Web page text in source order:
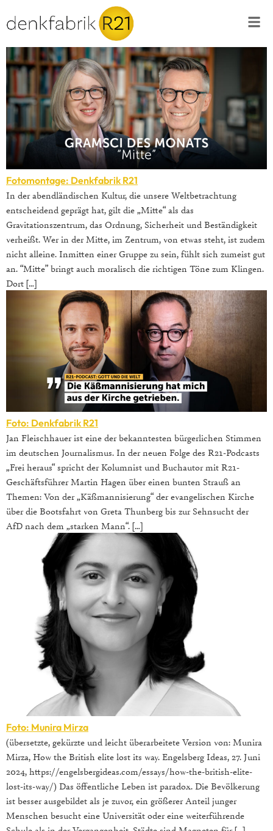
Fotomontage: Denkfabrik R21
In der abendländischen Kultur, die unsere Weltbetrachtung
entscheidend geprägt hat, gilt die „Mitte“ als das
Gravitationszentrum, das Ordnung, Sicherheit und Beständigkeit
verheißt. Wer in der Mitte, im Zentrum, von etwas steht, ist zudem
nicht alleine. Inmitten einer Gruppe zu sein, fühlt sich zumeist gut
an. “Mitte” bringt auch moralisch die richtigen Töne zum Klingen.
Dort […]
Foto: Denkfabrik R21
Jan Fleischhauer ist eine der bekanntesten bürgerlichen Stimmen
im deutschen Journalismus. In der neuen Folge des R21-Podcasts
„Frei heraus“ spricht der Kolumnist und Buchautor mit R21-
Geschäftsführer Martin Hagen über einen bunten Strauß an
Themen: Von der „Käßmannisierung“ der evangelischen Kirche
über die Bootsfahrt von Greta Thunberg bis zur Sehnsucht der
AfD nach dem „starken Mann“. […]
Foto: Munira Mirza
(übersetzte, gekürzte und leicht überarbeitete Version von: Munira
Mirza, How the British elite lost its way. Engelsberg Ideas, 27. Juni
2024, https://engelsbergideas.com/essays/how-the-british-elite-
lost-its-way/) Das öffentliche Leben ist paradox. Die Bevölkerung
ist besser ausgebildet als je zuvor, ein größerer Anteil junger
Menschen besucht eine Universität oder eine weiterführende